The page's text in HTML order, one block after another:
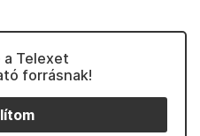
Telexet
forrásnak!